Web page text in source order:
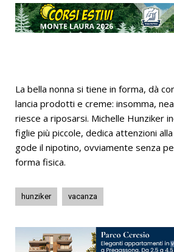
La bella nonna si tiene in forma, dà
lancia prodotti e creme: insomma,
riesce a riposarsi. Michelle Hunziker
figlie più piccole, dedica attenzioni
gode il nipotino, ovviamente senza
forma fisica.
hunziker vacanza